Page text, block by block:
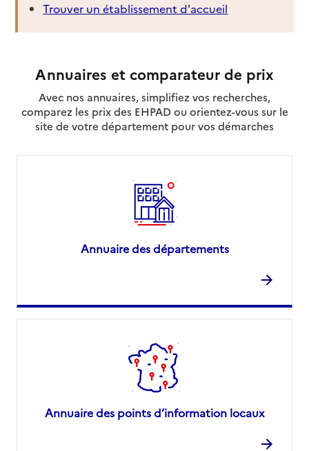
Trouver un établissement d'accueil
Annuaires et comparateur de prix
Avec nos annuaires, simplifiez vos recherches,
comparez les prix des EHPAD ou orientez-vous sur le
site de votre département pour vos démarches
Annuaire des départements
Annuaire des points d’information locaux